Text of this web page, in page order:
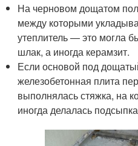
На черновом дощатом
между которыми
утеплитель — это могла
шлак, а иногда керамзит.
Если основой под
железобетонная плита
выполнялась стяжка, на
иногда делалась